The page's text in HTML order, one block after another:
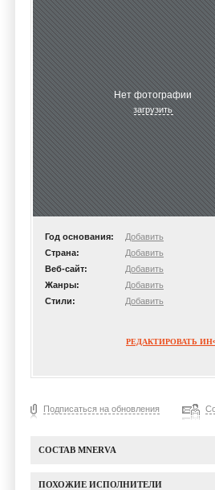
Нет фотографии
загрузить
Год основания:
Добавить
Страна:
Добавить
Веб-сайт:
Добавить
Жанры:
Добавить
Стили:
Добавить
РЕДАКТИРОВАТЬ
Подписаться на обновления
СОСТАВ MNERVA
ПОХОЖИЕ ИСПОЛНИТЕЛИ